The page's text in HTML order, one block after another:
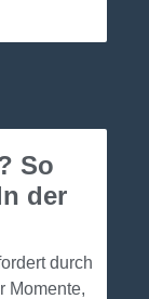
So
der
durch
Momente,